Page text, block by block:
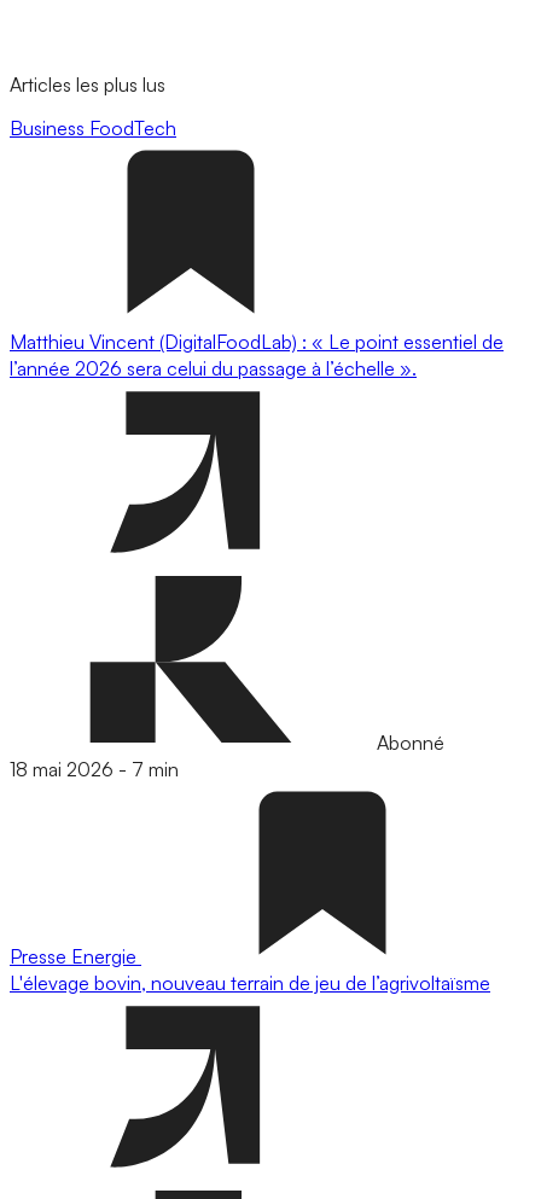
Articles les plus lus
Business FoodTech
Matthieu Vincent (DigitalFoodLab) : « Le point essentiel de
l’année 2026 sera celui du passage à l’échelle ».
Abonné
18 mai 2026 - 7 min
Presse Energie
L'élevage bovin, nouveau terrain de jeu de l’agrivoltaïsme